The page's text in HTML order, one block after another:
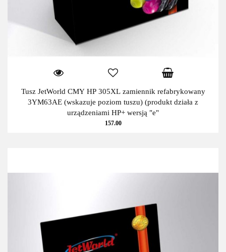
Tusz JetWorld CMY HP 305XL zamiennik refabrykowany
3YM63AE (wskazuje poziom tuszu) (produkt działa z
urządzeniami HP+ wersją "e"
157.00